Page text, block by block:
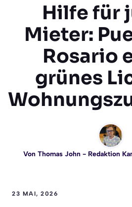
Hilfe für
Mieter:
Rosario
grünes
Von Thomas John- Redaktion
23 MAI, 2026